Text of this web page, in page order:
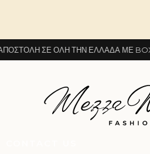
ΣΕ ΌΛΗ ΤΗΝ ΕΛΛΆΔΑ ΜΕ